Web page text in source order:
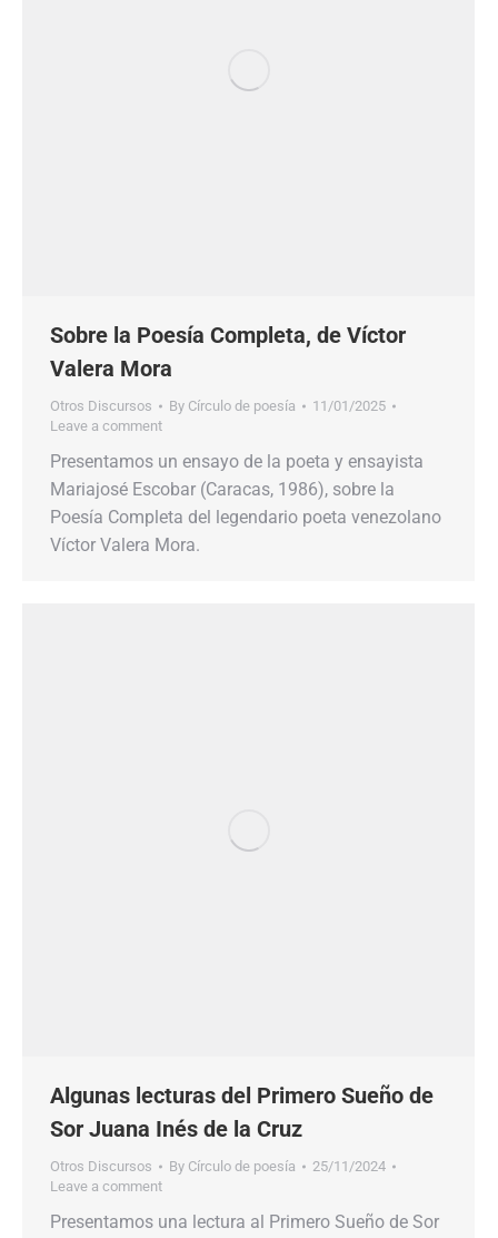
Sobre la Poesía Completa, de Víctor
Valera Mora
Otros Discursos By Círculo de poesía
11/01/2025
Leave a comment
Presentamos un ensayo de la poeta y ensayista
Mariajosé Escobar (Caracas, 1986), sobre la
Poesía Completa del legendario poeta venezolano
Víctor Valera Mora.
Algunas lecturas del Primero Sueño de
Sor Juana Inés de la Cruz
Otros Discursos By Círculo de poesía
25/11/2024
Leave a comment
Presentamos una lectura al Primero Sueño de Sor